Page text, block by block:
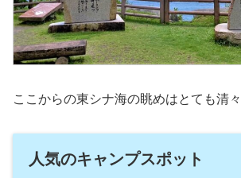
ここからの東シナ海の眺めはとても清々
人気のキャンプスポット